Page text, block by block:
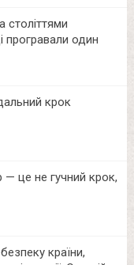
програвали один
крок
— це не гучний крок,
країни,